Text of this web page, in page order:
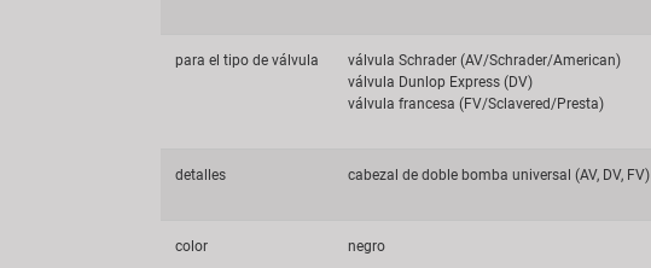
para el tipo de válvula
válvula Schrader (AV/Schrader/American)
válvula Dunlop Express (DV)
válvula francesa (FV/Sclavered/Presta)
detalles cabezal de doble bomba universal (AV, DV, FV)
color negro